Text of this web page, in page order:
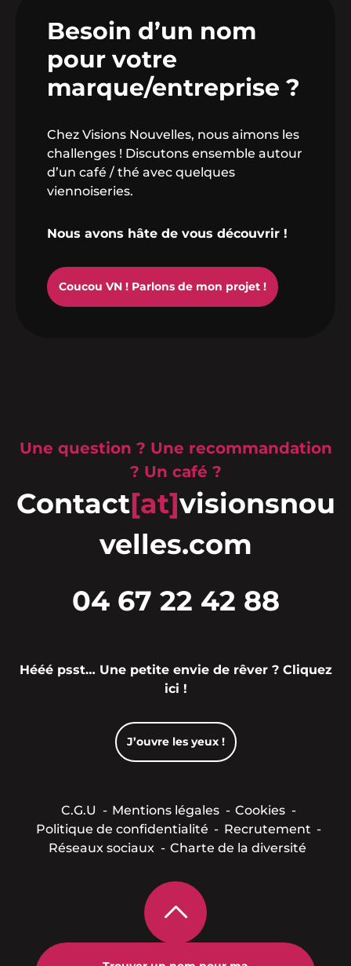
Besoin d’un nom
pour votre
marque/entreprise ?
Chez Visions Nouvelles, nous aimons les
challenges ! Discutons ensemble autour
d’un café / thé avec quelques
viennoiseries.
Nous avons hâte de vous découvrir !
Coucou VN ! Parlons de mon projet !
Une question ? Une recommandation
? Un café ?
Contact[at]visionsnou
velles.com
04 67 22 42 88
Hééé psst… Une petite envie de rêver ? Cliquez
ici !
J’ouvre les yeux !
C.G.U Mentions légales
Cookies
Politique de confidentialité
Recrutement
Réseaux sociaux
Charte de la diversité